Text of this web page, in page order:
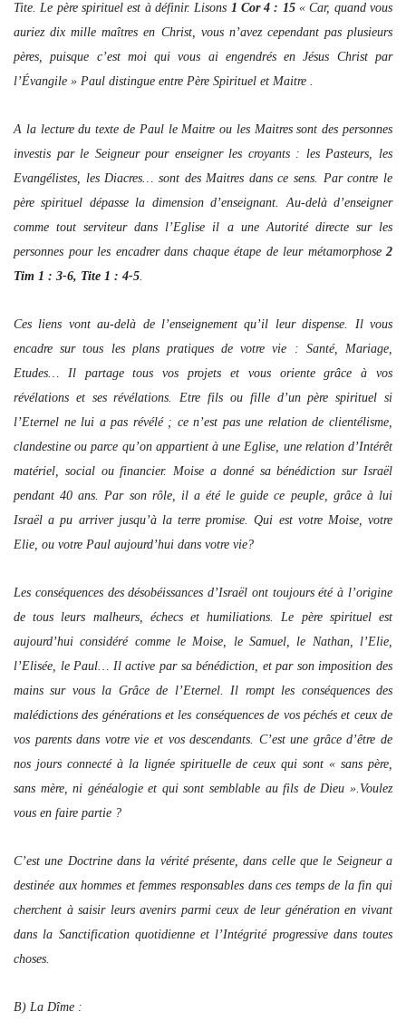
Tite. Le père spirituel est à définir. Lisons 1 Cor 4 : 15« Car, quand vous
auriez dix mille maîtres en Christ, vous n’avez cependant pas plusieurs
pères, puisque c’est moi qui vous ai engendrés en Jésus Christ par
l’Évangile » Paul distingue entre Père Spirituel et Maitre .
A la lecture du texte de Paul le Maitre ou les Maitres sont des personnes
investis par le Seigneur pour enseigner les croyants : les Pasteurs, les
Evangélistes, les Diacres… sont des Maitres dans ce sens. Par contre le
père spirituel dépasse la dimension d’enseignant. Au-delà d’enseigner
comme tout serviteur dans l’Eglise il a une Autorité directe sur les
personnes pour les encadrer dans chaque étape de leur métamorphose 2
Tim 1 : 3-6, Tite 1 : 4-5.
Ces liens vont au-delà de l’enseignement qu’il leur dispense. Il vous
encadre sur tous les plans pratiques de votre vie : Santé, Mariage,
Etudes… Il partage tous vos projets et vous oriente grâce à vos
révélations et ses révélations. Etre fils ou fille d’un père spirituel si
l’Eternel ne lui a pas révélé ; ce n’est pas une relation de clientélisme,
clandestine ou parce qu’on appartient à une Eglise, une relation d’Intérêt
matériel, social ou financier. Moise a donné sa bénédiction sur Israël
pendant 40 ans. Par son rôle, il a été le guide ce peuple, grâce à lui
Israël a pu arriver jusqu’à la terre promise. Qui est votre Moise, votre
Elie, ou votre Paul aujourd’hui dans votre vie?
Les conséquences des désobéissances d’Israël ont toujours été à l’origine
de tous leurs malheurs, échecs et humiliations. Le père spirituel est
aujourd’hui considéré comme le Moise, le Samuel, le Nathan, l’Elie,
l’Elisée, le Paul… Il active par sa bénédiction, et par son imposition des
mains sur vous la Grâce de l’Eternel. Il rompt les conséquences des
malédictions des générations et les conséquences de vos péchés et ceux de
vos parents dans votre vie et vos descendants. C’est une grâce d’être de
nos jours connecté à la lignée spirituelle de ceux qui sont « sans père,
sans mère, ni généalogie et qui sont semblable au fils de Dieu ».Voulez
vous en faire partie ?
C’est une Doctrine dans la vérité présente, dans celle que le Seigneur a
destinée aux hommes et femmes responsables dans ces temps de la fin qui
cherchent à saisir leurs avenirs parmi ceux de leur génération en vivant
dans la Sanctification quotidienne et l’Intégrité progressive dans toutes
choses.
B) La Dîme :